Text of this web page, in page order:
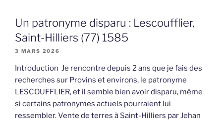
Un patronyme disparu : Lescoufflier,
Saint-Hilliers (77) 1585
3 MARS 2026
Introduction Je rencontre depuis 2 ans que je fais des
recherches sur Provins et environs, le patronyme
LESCOUFFLIER, et il semble bien avoir disparu, même
si certains patronymes actuels pourraient lui
ressembler. Vente de terres à Saint-Hilliers par Jehan